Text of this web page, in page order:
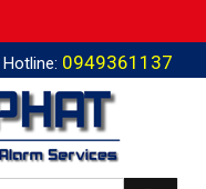
Hotline: 0949361137